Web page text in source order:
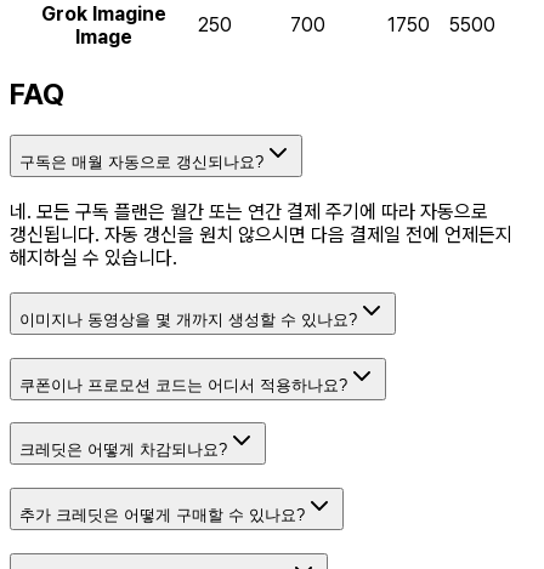
Grok Imagine
Image
250 700 1750 5500
FAQ
구독은 매월 자동으로 갱신되나요?
네. 모든 구독 플랜은 월간 또는 연간 결제 주기에 따라 자동으로
갱신됩니다. 자동 갱신을 원치 않으시면 다음 결제일 전에 언제든지
해지하실 수 있습니다.
이미지나 동영상을 몇 개까지 생성할 수 있나요?
쿠폰이나 프로모션 코드는 어디서 적용하나요?
크레딧은 어떻게 차감되나요?
추가 크레딧은 어떻게 구매할 수 있나요?